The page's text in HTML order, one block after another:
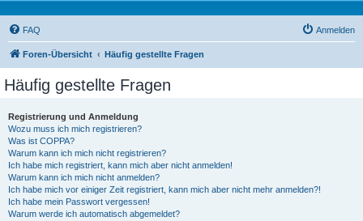
FAQ Anmelden
Foren-Übersicht Häufig gestellte Fragen
Häufig gestellte Fragen
Registrierung und Anmeldung
Wozu muss ich mich registrieren?
Was ist COPPA?
Warum kann ich mich nicht registrieren?
Ich habe mich registriert, kann mich aber nicht anmelden!
Warum kann ich mich nicht anmelden?
Ich habe mich vor einiger Zeit registriert, kann mich aber nicht mehr anmelden?!
Ich habe mein Passwort vergessen!
Warum werde ich automatisch abgemeldet?